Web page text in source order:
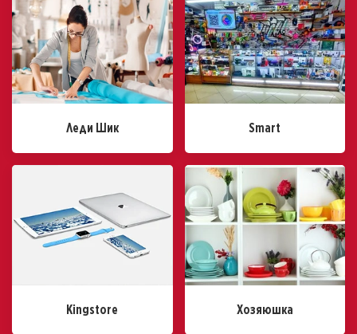
Леди Шик Smart
Kingstore Хозяюшка